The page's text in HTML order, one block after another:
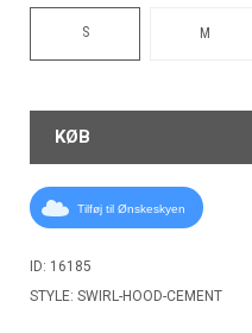
S M
KØB
Tilføj til Ønskeskyen
ID: 16185
STYLE: SWIRL-HOOD-CEMENT